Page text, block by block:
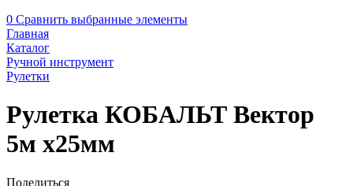
0 Сравнить выбранные элементы
Главная
Каталог
Ручной инструмент
Рулетки
Рулетка КОБАЛЬТ Вектор
5м х25мм
Поделиться